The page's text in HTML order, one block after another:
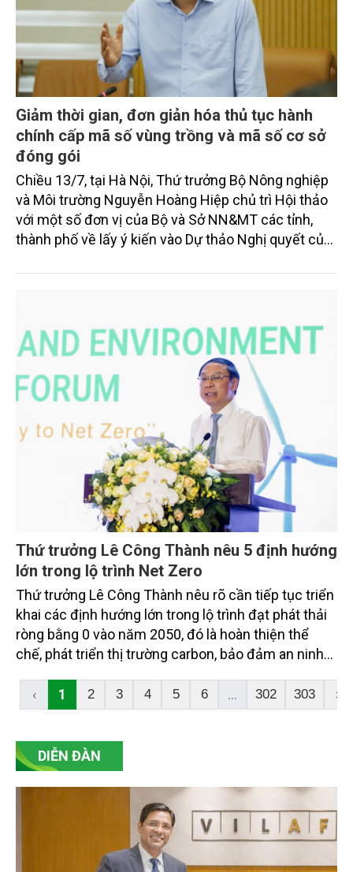
Giảm thời gian, đơn giản hóa thủ tục hành
chính cấp mã số vùng trồng và mã số cơ sở
đóng gói
Chiều 13/7, tại Hà Nội, Thứ trưởng Bộ Nông nghiệp
và Môi trường Nguyễn Hoàng Hiệp chủ trì Hội thảo
với một số đơn vị của Bộ và Sở NN&MT các tỉnh,
thành phố về lấy ý kiến vào Dự thảo Nghị quyết của
chính về mã số vùng trồng, mã số cơ sở đóng gói.
Thứ trưởng Lê Công Thành nêu 5 định hướng
lớn trong lộ trình Net Zero
Thứ trưởng Lê Công Thành nêu rõ cần tiếp tục triển
khai các định hướng lớn trong lộ trình đạt phát thải
ròng bằng 0 vào năm 2050, đó là hoàn thiện thể
chế, phát triển thị trường carbon, bảo đảm an ninh
bền vững, thúc đẩy chuyển đổi xanh trong các
ngành kinh tế, phát huy vai trò của các hệ sinh thái
‹ 1 2 3 4 5 6 ... 302 303 ›
DIỄN ĐÀN